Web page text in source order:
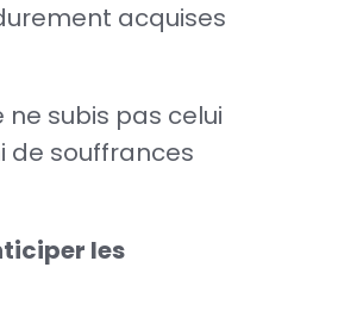
acquises
subis pas celui
de souffrances
les